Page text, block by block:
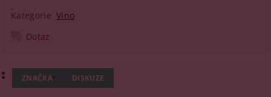
Kategorie Víno
Dotaz
ZNAČKA DISKUZE